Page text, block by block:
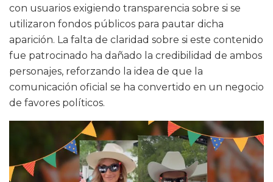
con usuarios exigiendo transparencia sobre si se
utilizaron fondos públicos para pautar dicha
aparición. La falta de claridad sobre si este contenido
fue patrocinado ha dañado la credibilidad de ambos
personajes, reforzando la idea de que la
comunicación oficial se ha convertido en un negocio
de favores políticos.